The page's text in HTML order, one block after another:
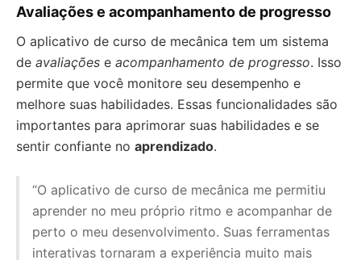
Avaliações e acompanhamento de progresso
O aplicativo de curso de mecânica tem um sistema
de avaliações e acompanhamento de progresso. Isso
permite que você monitore seu desempenho e
melhore suas habilidades. Essas funcionalidades são
importantes para aprimorar suas habilidades e se
sentir confiante no aprendizado.
“O aplicativo de curso de mecânica me permitiu
aprender no meu próprio ritmo e acompanhar de
perto o meu desenvolvimento. Suas ferramentas
interativas tornaram a experiência muito mais